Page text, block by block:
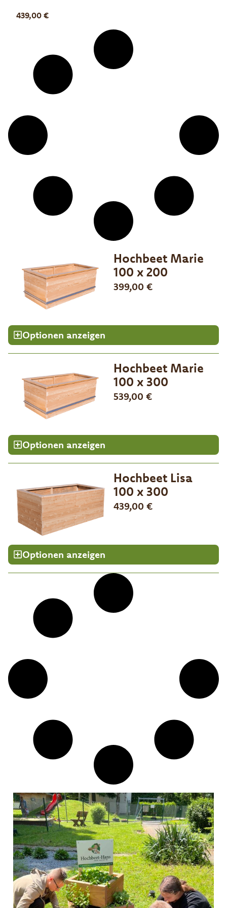
439,00 €
Hochbeet Marie
100 x 200
399,00 €
Optionen anzeigen
Hochbeet Marie
100 x 300
539,00 €
Optionen anzeigen
Hochbeet Lisa
100 x 300
439,00 €
Optionen anzeigen